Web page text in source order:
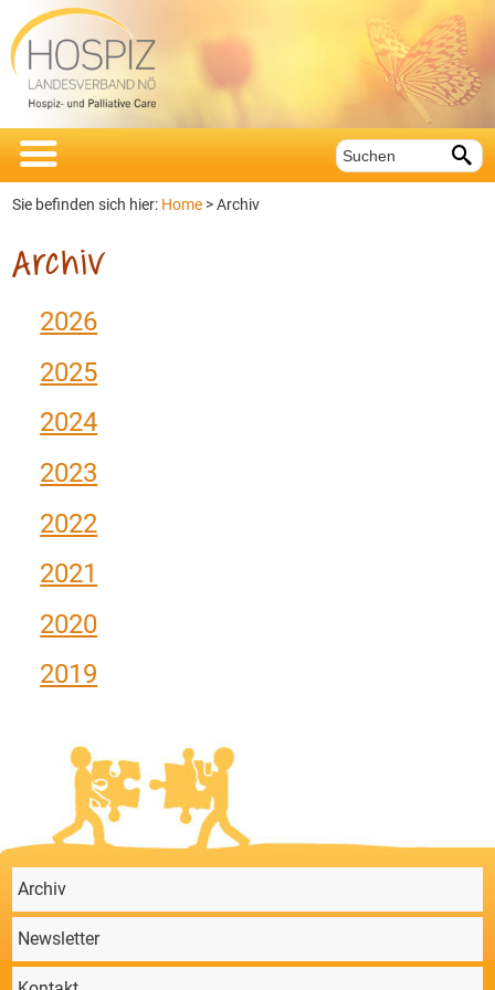
 
Sie befinden sich hier: Home >Archiv
Archiv
2026
2025
2024
2023
2022
2021
2020
2019
Archiv
Newsletter